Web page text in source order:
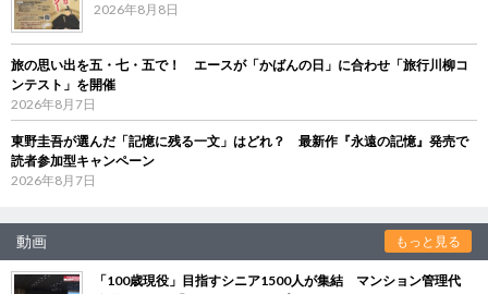
2026年8月8日
旅の思い出を五・七・五で！ エースが「かばんの日」に合わせ「旅行川柳コ
ンテスト」を開催
2026年8月7日
東野圭吾が選んだ「記憶に残る一文」はどれ？ 最新作『永遠の記憶』発売で
読者参加型キャンペーン
2026年8月7日
動画 もっと見る
「100歳現役」目指すシニア1500人が集結 マンション管理代